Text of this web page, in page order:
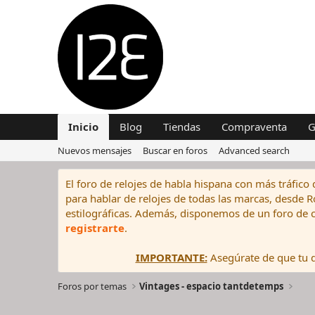
Inicio Blog Tiendas Compraventa
Nuevos mensajes Buscar en foros Advanced search
El foro de relojes de habla hispana con más
para hablar de relojes de todas las marcas, desde
estilográficas. Además, disponemos de un foro
registrarte.
IMPORTANTE:Asegúrate de que tu
Foros por temas Vintages - espacio tantdetemps